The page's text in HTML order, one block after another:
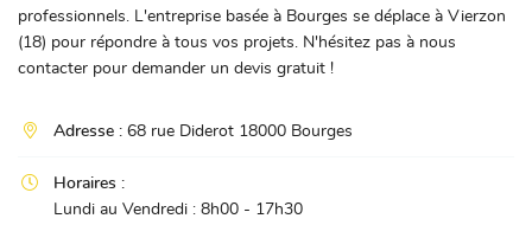
INSCRIPTION
professionnels. L'entreprise basée à Bourges se déplace à Vierzon
(18) pour répondre à tous vos projets. N'hésitez pas à nous
contacter pour demander un devis gratuit !
 Adresse : 68 rue Diderot 18000 Bourges

Horaires :
Lundi au Vendredi : 8h00 - 17h30